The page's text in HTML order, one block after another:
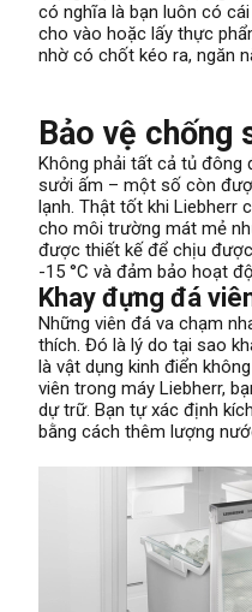
có nghĩa là bạn luôn có
cho vào hoặc lấy thực
nhờ có chốt kéo ra, ngăn
Bảo vệ chống
Không phải tất cả tủ
sưởi ấm – một số còn
lạnh. Thật tốt khi Liebherr
cho môi trường mát mẻ
được thiết kế để chịu
-15 °C và đảm bảo hoạt
Khay đựng đá
Những viên đá va chạm
thích. Đó là lý do tại sao
là vật dụng kinh điển
viên trong máy Liebherr,
dự trữ. Bạn tự xác định
bằng cách thêm lượng